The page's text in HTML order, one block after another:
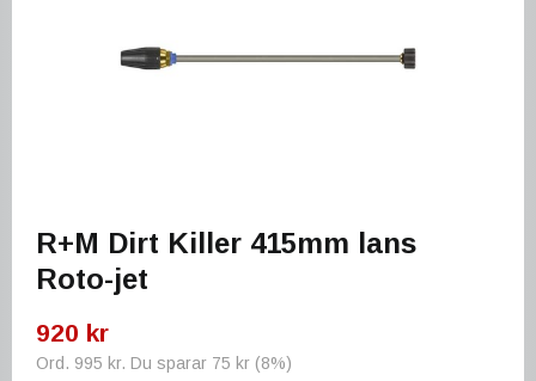
R+M Dirt Killer 415mm lans
Roto-jet
920 kr
Ord. 995 kr. Du sparar 75 kr (8%)